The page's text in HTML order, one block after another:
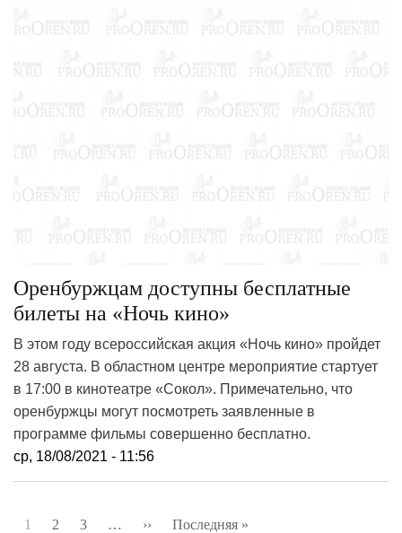
Оренбуржцам доступны бесплатные
билеты на «Ночь кино»
В этом году всероссийская акция «Ночь кино» пройдет
28 августа. В областном центре мероприятие стартует
в 17:00 в кинотеатре «Сокол». Примечательно, что
оренбуржцы могут посмотреть заявленные в
программе фильмы совершенно бесплатно.
ср, 18/08/2021 - 11:56
Нумерация
1 2 3 … ›› Следующая
Последняя »